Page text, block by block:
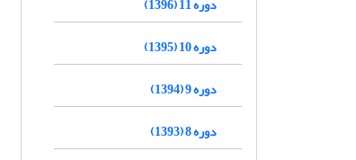
دوره 10 (1395)
دوره 9 (1394)
دوره 8 (1393)